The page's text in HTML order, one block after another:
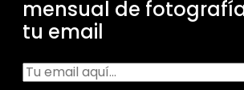
mensual de
tu email